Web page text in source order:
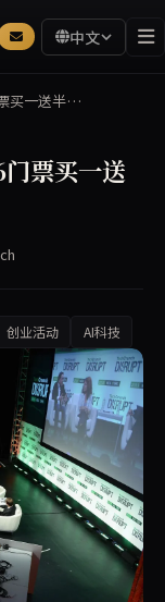
中文
买一送半…
票买一送
创业活动 AI科技